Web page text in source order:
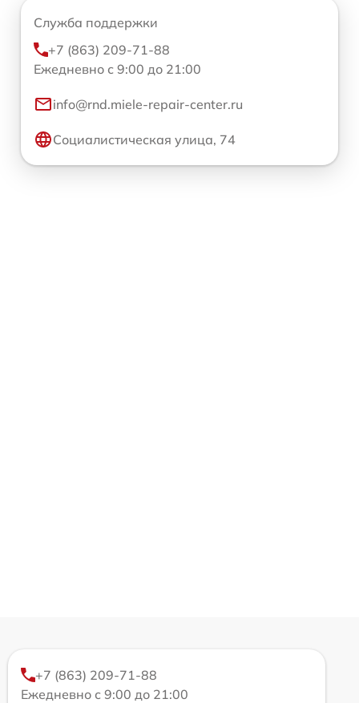
Служба поддержки
+7 (863) 209-71-88
Ежедневно с 9:00 до 21:00
info@rnd.miele-repair-center.ru
Социалистическая улица, 74
+7 (863) 209-71-88
Ежедневно с 9:00 до 21:00